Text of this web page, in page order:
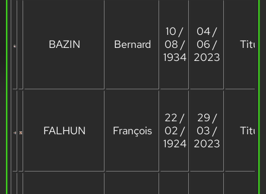
BAZIN Bernard
10 /
08 /
1934
04 /
06 /
2023
FALHUN François
22 /
02 /
1924
29 /
03 /
2023